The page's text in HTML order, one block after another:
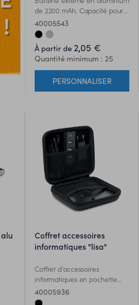
de 2200 mAh. Capacité pour
smartphone, out put DC5V/1A.
Câble USB/micro USB inclus.
40005543
À partir de 2,05 €
Quantité minimum : 25
PERSONNALISER
coffret accessoires
informatiques "lisa"
Coffret d'accessoires
informatiques en pochette
EVA/PU qui comprend: 1
souris sans fil, 1 hub 4 ports
40005936